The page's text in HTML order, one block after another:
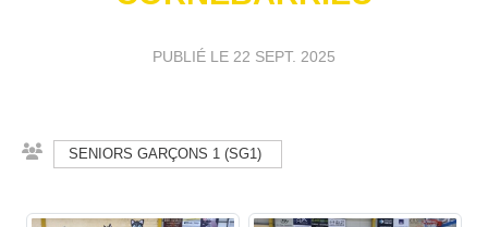
PUBLIÉ LE 22 SEPT. 2025
SENIORS GARÇONS 1 (SG1)